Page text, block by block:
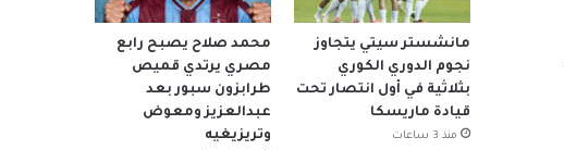
مانشستر سيتي يتجاوز
نجوم الدوري الكوري
بثلاثية في أول انتصار تحت
قيادة ماريسكا
منذ 3 ساعات
محمد صلاح يصبح رابع
مصري يرتدي قميص
طرابزون سبور بعد
عبدالعزيز ومعوض
وتريزيغيه